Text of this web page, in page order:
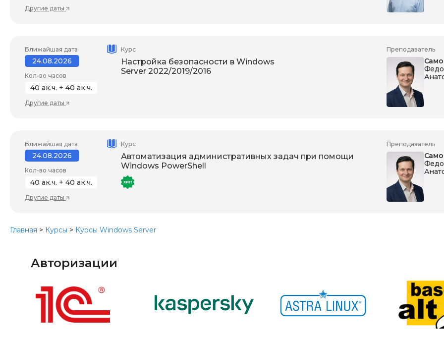
Другие даты
Ближайшая дата
24.08.2026
Кол-во часов
40 ак.ч. + 40 ак.ч.
Другие даты
Курс
Настройка безопасности в Windows
Server 2022/2019/2016
Преподаватель
Ближайшая дата
24.08.2026
Кол-во часов
40 ак.ч. + 40 ак.ч.
Другие даты
Курс
Автоматизация административных задач при помощи
Windows PowerShell
Преподаватель
Главная > Курсы > Курсы Windows Server
Авторизации